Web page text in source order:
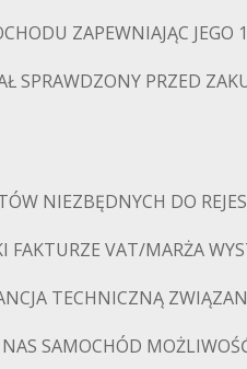
ZAPEWNIAJĄC JEGO
SPRAWDZONY PRZED
NIEZBĘDNYCH DO
VAT/MARŻA
TECHNICZNĄ
SAMOCHÓD